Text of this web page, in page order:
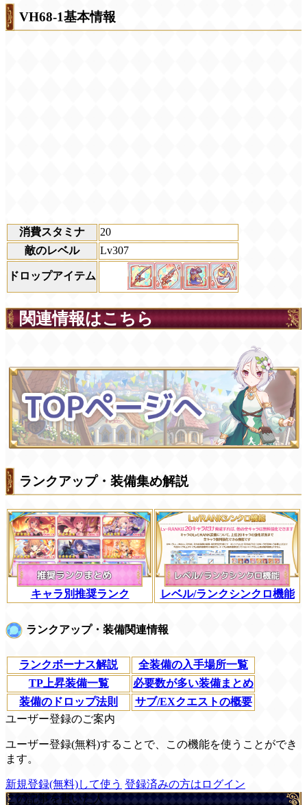
VH68-1基本情報
消費スタミナ
20
敵のレベル
Lv307
ドロップアイテム
関連情報はこちら
ランクアップ・装備集め解説
キャラ別推奨ランク レベル/ランクシンクロ機能
ランクアップ・装備関連情報
ランクボーナス解説
全装備の入手場所一覧
TP上昇装備一覧
必要数が多い装備まとめ
装備のドロップ法則
サブ/EXクエストの概要
ユーザー登録のご案内
ユーザー登録(無料)することで、この機能を使うことができ
ます。
新規登録(無料)して使う 登録済みの方はログイン
この記事を書いた人